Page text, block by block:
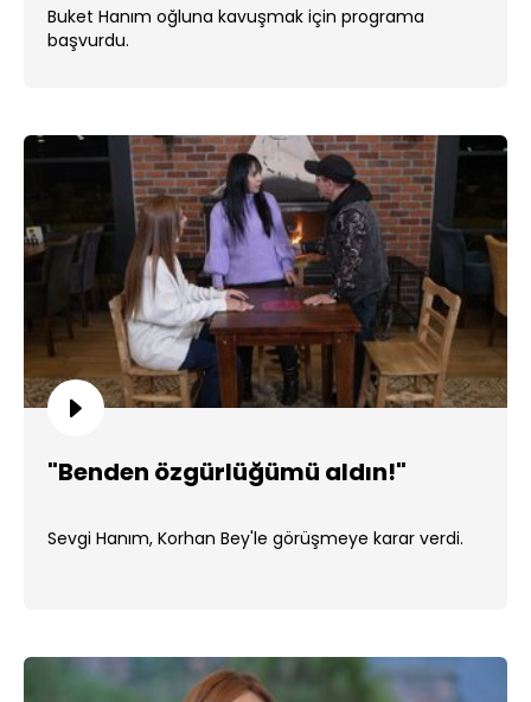
Buket Hanım oğluna kavuşmak için programa
başvurdu.
"Benden özgürlüğümü aldın!"
Sevgi Hanım, Korhan Bey'le görüşmeye karar verdi.